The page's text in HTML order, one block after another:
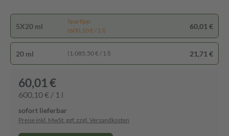
5X20 ml
Spartipp
(600,10 € / 1 l)
60,01 €
20 ml (1.085,50 € / 1 l) 21,71 €
60,01 €
600,10 € / 1 l
sofort lieferbar
Preise inkl. MwSt. ggf. zzgl. Versandkosten